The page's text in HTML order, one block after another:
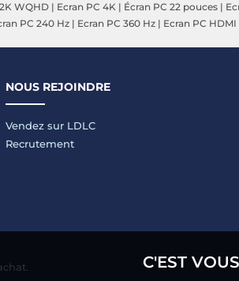
C'EST
WQHD | Ecran PC 4K | Écran PC 22 pouces |
PC 240 Hz | Ecran PC 360 Hz | Ecran PC HDMI
NOUS REJOINDRE
Vendez sur LDLC
Recrutement